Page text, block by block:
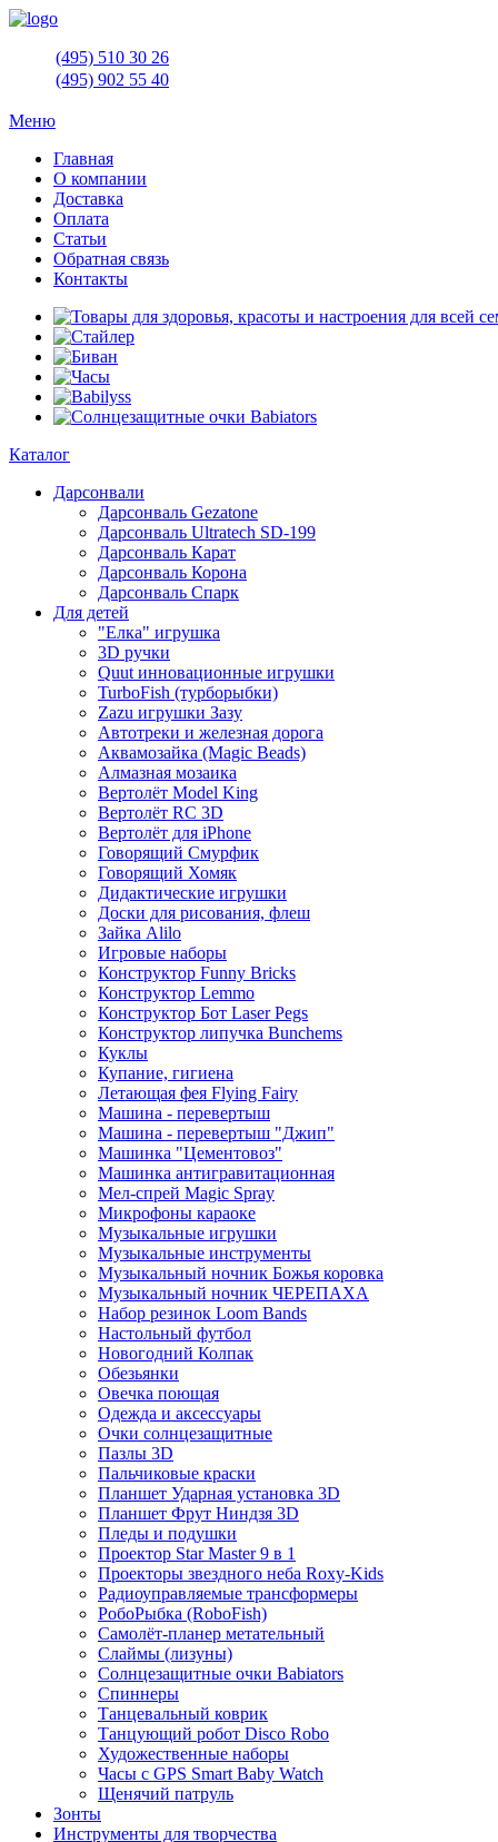
(495) 510 30 26
(495) 902 55 40
Меню
Главная
О компании
Доставка
Оплата
Статьи
Обратная связь
Контакты
Каталог
Дарсонвали
Дарсонваль Gezatone
Дарсонваль Ultratech SD-199
Дарсонваль Карат
Дарсонваль Корона
Дарсонваль Спарк
Для детей
"Елка" игрушка
3D ручки
Quut инновационные игрушки
TurboFish (турборыбки)
Zazu игрушки Зазу
Автотреки и железная дорога
Аквамозайка (Magic Beads)
Алмазная мозаика
Вертолёт Model King
Вертолёт RC 3D
Вертолёт для iPhone
Говорящий Смурфик
Говорящий Хомяк
Дидактические игрушки
Доски для рисования, флеш
Зайка Alilo
Игровые наборы
Конструктор Funny Bricks
Конструктор Lemmo
Конструктор Бот Laser Pegs
Конструктор липучка Bunchems
Куклы
Купание, гигиена
Летающая фея Flying Fairy
Машина - перевертыш
Машина - перевертыш "Джип"
Машинка "Цементовоз"
Машинка антигравитационная
Мел-спрей Magic Spray
Микрофоны караоке
Музыкальные игрушки
Музыкальные инструменты
Музыкальный ночник Божья коровка
Музыкальный ночник ЧЕРЕПАХА
Набор резинок Loom Bands
Настольный футбол
Новогодний Колпак
Обезьянки
Овечка поющая
Одежда и аксессуары
Очки солнцезащитные
Пазлы 3D
Пальчиковые краски
Планшет Ударная установка 3D
Планшет Фрут Ниндзя 3D
Пледы и подушки
Проектор Star Master 9 в 1
Проекторы звездного неба Roxy-Kids
Радиоуправляемые трансформеры
РобоРыбка (RoboFish)
Самолёт-планер метательный
Слаймы (лизуны)
Солнцезащитные очки Babiators
Спиннеры
Танцевальный коврик
Танцующий робот Disco Robo
Художественные наборы
Часы с GPS Smart Baby Watch
Щенячий патруль
Зонты
Инструменты для творчества